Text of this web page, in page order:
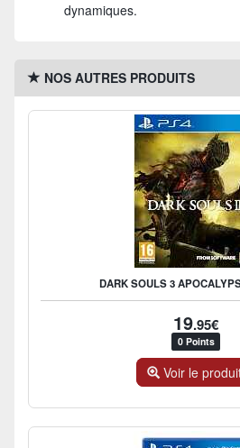
dynamiques.
NOS AUTRES PRODUITS
DARK SOULS 3
19.95€
0 Points
Voir le